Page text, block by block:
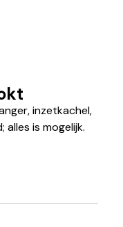
inzetkachel,
is mogelijk.